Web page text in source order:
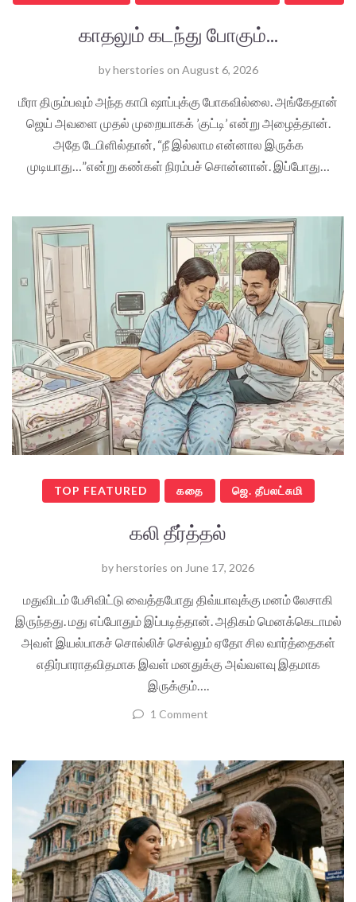
காதலும் கடந்து போகும்...
byherstories on August 6, 2026
மீரா திரும்பவும் அந்த காபி ஷாப்புக்கு போகவில்லை. அங்கேதான்
ஜெய் அவளை முதல் முறையாகக் ’குட்டி’ என்று அழைத்தான்.
அதே டேபிளில்தான், “நீ இல்லாம என்னால இருக்க
முடியாது…”என்று கண்கள் நிரம்பச் சொன்னான். இப்போது…
TOP FEATURED கதை ஜெ. தீபலட்சுமி
கலி தீர்த்தல்
byherstories on June 17, 2026
மதுவிடம் பேசிவிட்டு வைத்தபோது திவ்யாவுக்கு மனம் லேசாகி
இருந்தது. மது எப்போதும் இப்படித்தான். அதிகம் மெனக்கெடாமல்
அவள் இயல்பாகச் சொல்லிச் செல்லும் ஏதோ சில வார்த்தைகள்
எதிர்பாராதவிதமாக இவள் மனதுக்கு அவ்வளவு இதமாக
இருக்கும்….
1 Comment